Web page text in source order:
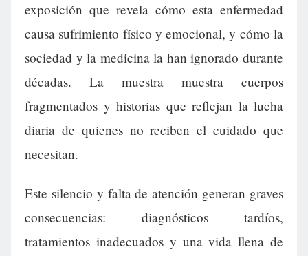
exposición que revela cómo esta enfermedad
causa sufrimiento físico y emocional, y cómo la
sociedad y la medicina la han ignorado durante
décadas. La muestra muestra cuerpos
fragmentados y historias que reflejan la lucha
diaria de quienes no reciben el cuidado que
necesitan.
Este silencio y falta de atención generan graves
consecuencias: diagnósticos tardíos,
tratamientos inadecuados y una vida llena de